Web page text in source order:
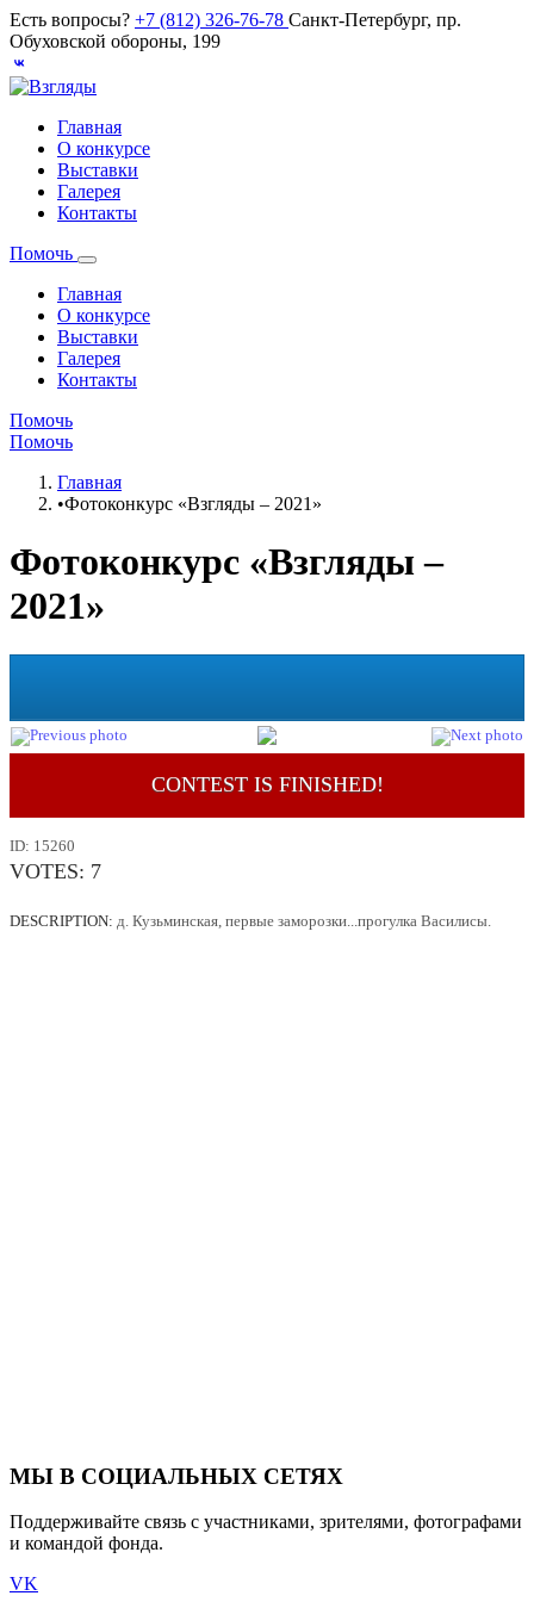
Есть вопросы? +7 (812) 326-76-78 Санкт-Петербург, пр.
Обуховской обороны, 199
Главная
О конкурсе
Выставки
Галерея
Контакты
Помочь
Главная
О конкурсе
Выставки
Галерея
Контакты
Помочь
Помочь
Главная
•Фотоконкурс «Взгляды – 2021»
Фотоконкурс «Взгляды –
2021»
CONTEST IS FINISHED!
ID: 15260
VOTES: 7
DESCRIPTION: д. Кузьминская, первые заморозки...прогулка Василисы.
МЫ В СОЦИАЛЬНЫХ СЕТЯХ
Поддерживайте связь с участниками, зрителями, фотографами
и командой фонда.
VK